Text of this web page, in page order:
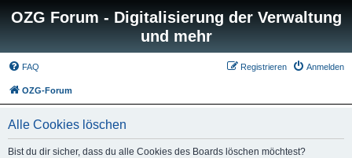
OZG Forum - Digitalisierung der Verwaltung
und mehr
FAQ Anmelden
Registrieren
OZG-Forum
Alle Cookies löschen
Bist du dir sicher, dass du alle Cookies des Boards löschen möchtest?